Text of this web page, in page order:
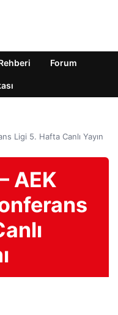
Forum
Ligi 5. Hafta Canlı Yayın
AEK